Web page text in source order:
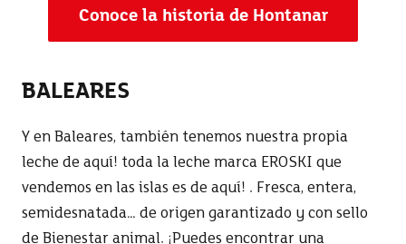
Conoce la historia de Hontanar
BALEARES
Y en Baleares, también tenemos nuestra propia
leche de aquí! toda la leche marca EROSKI que
vendemos en las islas es de aquí! . Fresca, entera,
semidesnatada… de origen garantizado y con sello
de Bienestar animal. ¡Puedes encontrar una